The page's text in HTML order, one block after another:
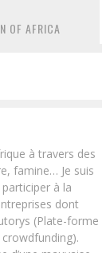
OF AFRICA
à travers des
famine… Je suis
à la
dont
(Plate-forme